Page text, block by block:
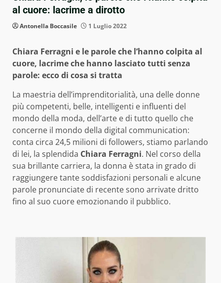
al cuore: lacrime a dirotto
Antonella Boccasile 1 Luglio 2022
Chiara Ferragni e le parole che l’hanno colpita al
cuore, lacrime che hanno lasciato tutti senza
parole: ecco di cosa si tratta
La maestria dell’imprenditorialità, una delle donne
più competenti, belle, intelligenti e influenti del
mondo della moda, dell’arte e di tutto quello che
concerne il mondo della digital communication:
conta circa 24,5 milioni di followers, stiamo parlando
di lei, la splendida Chiara Ferragni. Nel corso della
sua brillante carriera, la donna è stata in grado di
raggiungere tante soddisfazioni personali e alcune
parole pronunciate di recente sono arrivate dritto
fino al suo cuore emozionando il pubblico.